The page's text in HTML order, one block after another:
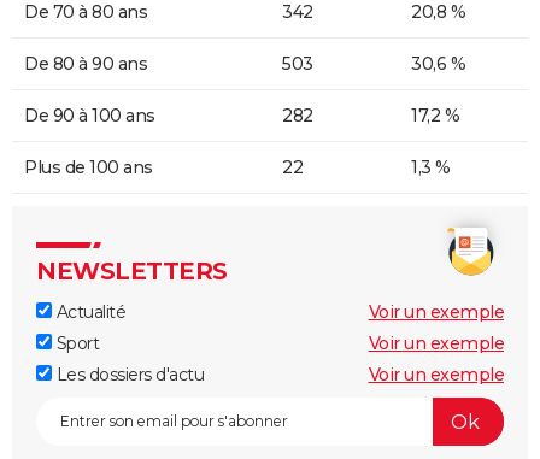
De 70 à 80 ans 342 20,8 %
De 80 à 90 ans 503 30,6 %
De 90 à 100 ans 282 17,2 %
Plus de 100 ans 22 1,3 %
NEWSLETTERS
Actualité
Voir un exemple
Sport
Voir un exemple
Les dossiers d'actu
Voir un exemple